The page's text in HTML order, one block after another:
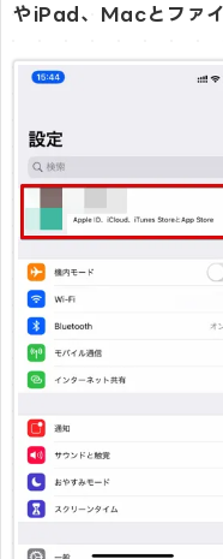
やiPad、Macとファ